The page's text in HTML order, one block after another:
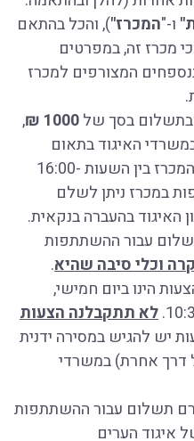
ו-"המכרז"), והכל בהתאם
מכרז זה, במפרטים
המצורפים למכרז
בתשלום בסך של1000 ₪
,
האיגוד בתאום
מראש, החל מיום פרסום המכרז בין השעות 16:00-
במכרז ניתן לשלם
בהעברה בנקאית.
עבור ההשתתפות
וכלי סיבה שהיא.
הינו ביום חמישי,
לא תתקבלנה הצעות
יש להגיש במסירה ידנית
דרך אחרת) במשרדי
טרם תשלום עבור ההשתתפות
איגוד הערים